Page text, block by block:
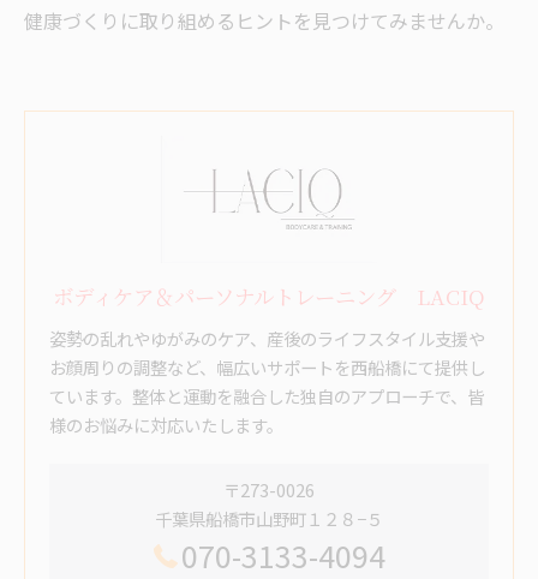
健康づくりに取り組めるヒントを見つけてみませんか。
ボディケア＆パーソナルトレーニング LACIQ
姿勢の乱れやゆがみのケア、産後のライフスタイル支援や
お顔周りの調整など、幅広いサポートを西船橋にて提供し
ています。整体と運動を融合した独自のアプローチで、皆
様のお悩みに対応いたします。
〒273-0026
千葉県船橋市山野町１２８−５
070-3133-4094